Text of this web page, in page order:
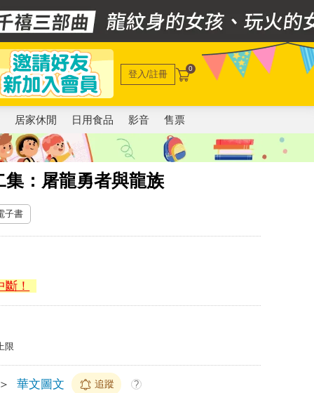
登入/註冊 0
居家休閒 日用食品 影音 售票
：屠龍勇者與龍族
子書
！
限
華文圖文 追蹤 ?